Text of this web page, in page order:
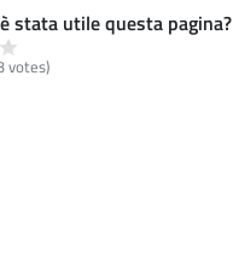
stata utile questa pagina?
votes)